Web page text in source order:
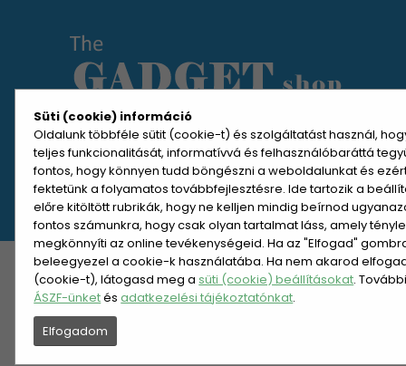
Süti (cookie) információ
Oldalunk többféle sütit (cookie-t) és szolgáltatást használ,
teljes funkcionalitását, informatívvá és felhasználóbaráttá
fontos, hogy könnyen tudd böngészni a weboldalunkat és
fektetünk a folyamatos továbbfejlesztésre. Ide tartozik a
előre kitöltött rubrikák, hogy ne kelljen mindig beírnod
fontos számunkra, hogy csak olyan tartalmat láss, amely
megkönnyíti az online tevékenységeid. Ha az "Elfogad"
beleegyezel a cookie-k használatába. Ha nem akarod
(cookie-t), látogasd meg asüti (cookie) beállításokat.
ÁSZF-ünketésadatkezelési tájékoztatónkat.
Elfogadom
MENÜ MEGNYITÁSA
REGISZTRÁCIÓ BELÉPÉS
KATEGÓRIÁK HETI AJÁNLAT
ÚJDONSÁGOK NÉPSZERŰ